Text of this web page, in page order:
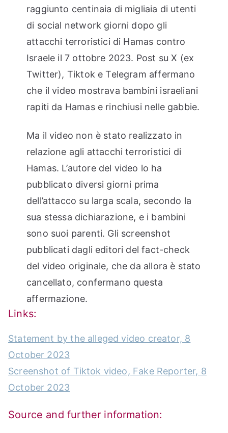
raggiunto centinaia di migliaia di utenti
di social network giorni dopo gli
attacchi terroristici di Hamas contro
Israele il 7 ottobre 2023. Post su X (ex
Twitter), Tiktok e Telegram affermano
che il video mostrava bambini israeliani
rapiti da Hamas e rinchiusi nelle gabbie.
Ma il video non è stato realizzato in
relazione agli attacchi terroristici di
Hamas. L’autore del video lo ha
pubblicato diversi giorni prima
dell’attacco su larga scala, secondo la
sua stessa dichiarazione, e i bambini
sono suoi parenti. Gli screenshot
pubblicati dagli editori del fact-check
del video originale, che da allora è stato
cancellato, confermano questa
affermazione.
Links:
Statement by the alleged video creator, 8
October 2023
Screenshot of Tiktok video, Fake Reporter, 8
October 2023
Source and further information: